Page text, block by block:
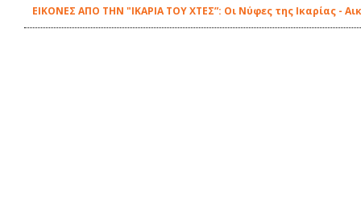
ΕΙΚΟΝΕΣ ΑΠΟ ΤΗΝ "ΙΚΑΡΙΑ ΤΟΥ ΧΤΕΣ”: Οι Νύφες της Ικαρίας -